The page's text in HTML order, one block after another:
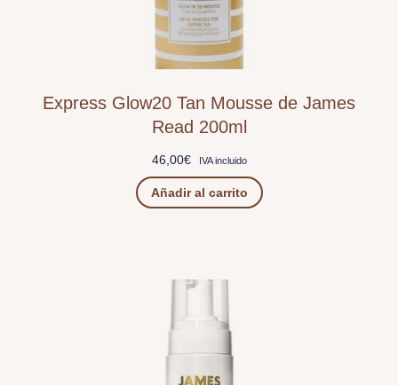
Express Glow20 Tan Mousse de James
Read 200ml
46,00€ IVA incluido
Añadir al carrito